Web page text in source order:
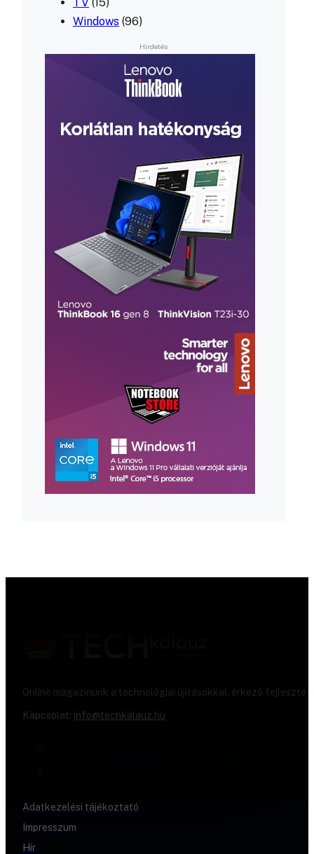
Windows (96)
Online magazinunk a technológiai újításokkal, érkező
Kapcsolat: info@techkalauz.hu
Adatkezelési tájékoztató
Impresszum
Hír